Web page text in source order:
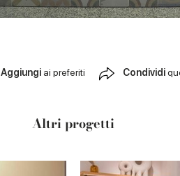
Aggiungi ai preferiti Condividi
Altri progetti